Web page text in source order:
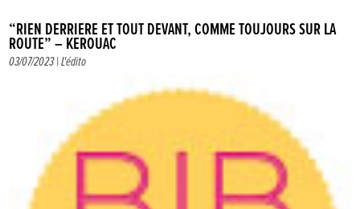
“RIEN DERRIÈRE ET TOUT DEVANT, COMME TOUJOURS SUR LA
ROUTE” – KEROUAC
03/07/2023 |L'édito